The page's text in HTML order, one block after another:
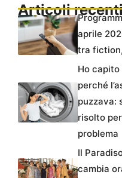
Articoli
aprile
tra
Ho
perché
puzzava:
risolto
problema
Il
cambia